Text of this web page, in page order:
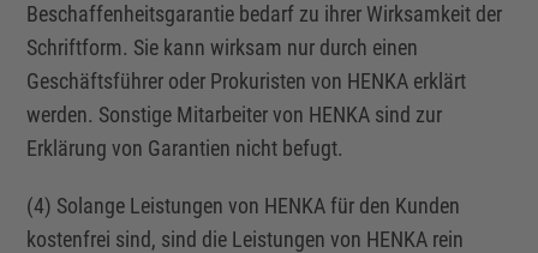
Beschaffenheitsgarantie bedarf zu ihrer Wirksamkeit der
Schriftform. Sie kann wirksam nur durch einen
Geschäftsführer oder Prokuristen von HENKA erklärt
werden. Sonstige Mitarbeiter von HENKA sind zur
Erklärung von Garantien nicht befugt.
(4) Solange Leistungen von HENKA für den Kunden
kostenfrei sind, sind die Leistungen von HENKA rein